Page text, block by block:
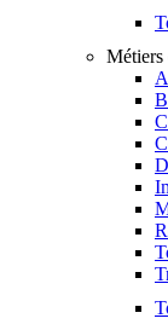
Métiers